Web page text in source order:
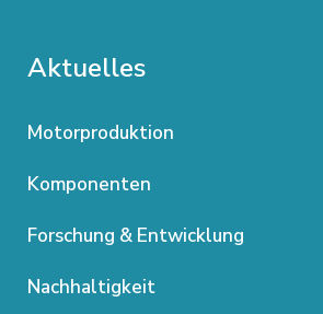
Aktuelles
Motorproduktion
Komponenten
Forschung & Entwicklung
Nachhaltigkeit